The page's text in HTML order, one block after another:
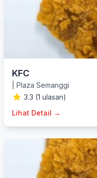
KFC
Plaza Semanggi
3.3 (1 ulasan)
Lihat Detail →